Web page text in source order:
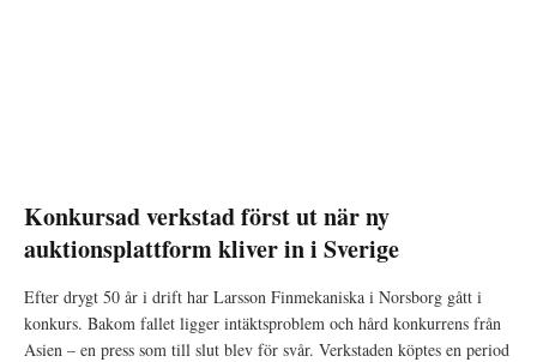
Konkursad verkstad först ut när ny
auktionsplattform kliver in i Sverige
Efter drygt 50 år i drift har Larsson Finmekaniska i Norsborg gått i
konkurs. Bakom fallet ligger intäktsproblem och hård konkurrens från
Asien – en press som till slut blev för svår. Verkstaden köptes en period